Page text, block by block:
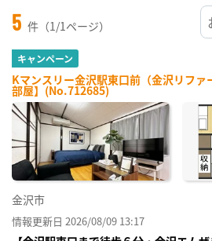
5 件（1/1ページ）
キャンペーン
Kマンスリー金沢駅東口前（金沢リファ
部屋】(No.712685)
金沢市
情報更新日 2026/08/09 13:17